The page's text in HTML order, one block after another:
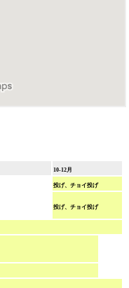
10-12月
投げ、チョイ投げ
投げ、チョイ投げ